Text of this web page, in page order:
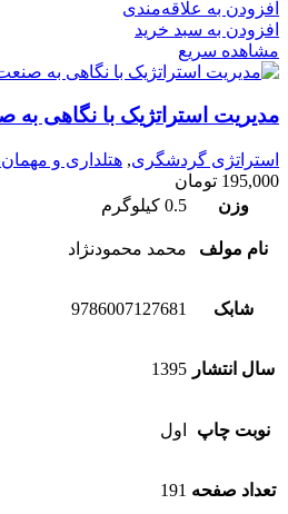
افزودن به علاقه‌مندی
افزودن به سبد خرید
مشاهده سریع
مدیریت استراتژیک با نگاهی به
استراتژی گردشگری, هتلداری و
195,000 تومان
وزن
0.5 کیلوگرم
نام مولف محمد محمودنژاد
شابک 9786007127681
سال انتشار 1395
نوبت چاپ اول
تعداد صفحه 191